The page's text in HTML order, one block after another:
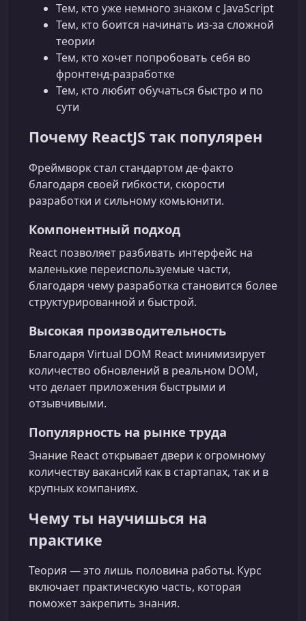
Тем, кто уже немного знаком с JavaScript
Тем, кто боится начинать из-за сложной
теории
Тем, кто хочет попробовать себя во
фронтенд-разработке
Тем, кто любит обучаться быстро и по
сути
Почему ReactJS так популярен
Фреймворк стал стандартом де-факто
благодаря своей гибкости, скорости
разработки и сильному комьюнити.
Компонентный подход
React позволяет разбивать интерфейс на
маленькие переиспользуемые части,
благодаря чему разработка становится более
структурированной и быстрой.
Высокая производительность
Благодаря Virtual DOM React минимизирует
количество обновлений в реальном DOM,
что делает приложения быстрыми и
отзывчивыми.
Популярность на рынке труда
Знание React открывает двери к огромному
количеству вакансий как в стартапах, так и в
крупных компаниях.
Чему ты научишься на
практике
Теория — это лишь половина работы. Курс
включает практическую часть, которая
поможет закрепить знания.